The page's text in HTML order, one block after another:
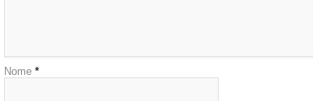
Nome *